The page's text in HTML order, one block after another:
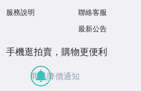
服務說明
聯絡客服
最新公告
手機逛拍賣，購物更便利
商品降價通知